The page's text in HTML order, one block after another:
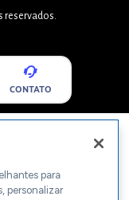
reservados.
CONTATO
para
personalizar